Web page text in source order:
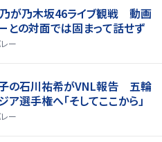
乃が乃木坂46ライブ観戦 動画
の対面では固まって話せず
ー
の石川祐希がVNL報告 五輪
選手権へ「そしてここから」
ー